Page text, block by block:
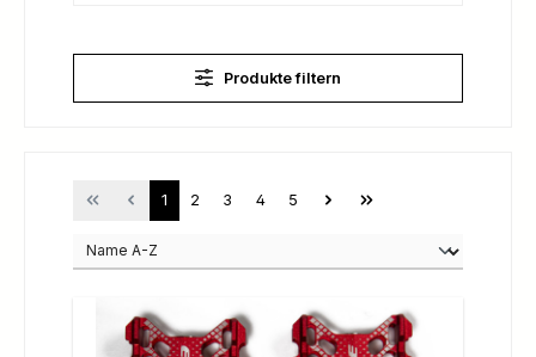
Produkte filtern
Seite
1 Seite
2 Seite
3 Seite
4 Seite
5